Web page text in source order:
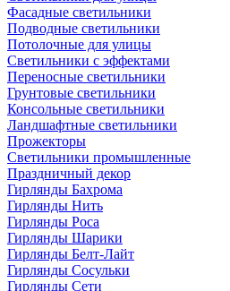
Фасадные светильники
Подводные светильники
Потолочные для улицы
Светильники с эффектами
Переносные светильники
Грунтовые светильники
Консольные светильники
Ландшафтные светильники
Прожекторы
Светильники промышленные
Праздничный декор
Гирлянды Бахрома
Гирлянды Нить
Гирлянды Роса
Гирлянды Шарики
Гирлянды Белт-Лайт
Гирлянды Сосульки
Гирлянды Сети